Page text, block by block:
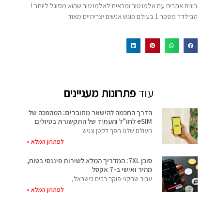
בונים אתרים עם אלמנטור ומראים לאלמנטור שהוא מסוגל ליותר !
הבילדר מספר 1 בעולם פוגש אנשים יצריתיים מאוד.
עוד פתרונות מעניינים
הדרך החכמה להישאר מחוברים: המהפכה של
eSIM לחו”ל והעתיד של התקשורת בטיולים
העולם שלנו הפך לקטן ונגיש
לפתרון המלא »
סוכן 7XL: המדריך המלא לשירות פיננסי בטוח,
מהיר ואישי ב-7 אקסל
עבור שחקני פוקר רבים בישראל,
לפתרון המלא »